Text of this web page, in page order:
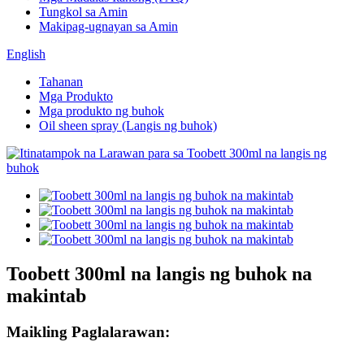
Tungkol sa Amin
Makipag-ugnayan sa Amin
English
Tahanan
Mga Produkto
Mga produkto ng buhok
Oil sheen spray (Langis ng buhok)
Toobett 300ml na langis ng buhok na
makintab
Maikling Paglalarawan: